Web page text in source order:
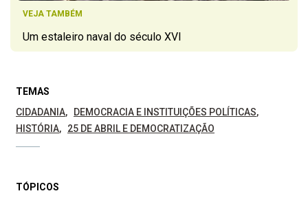
VEJA TAMBÉM
Um estaleiro naval do século XVI
TEMAS
CIDADANIA
DEMOCRACIA E INSTITUIÇÕES POLÍTICAS
HISTÓRIA
25 DE ABRIL E DEMOCRATIZAÇÃO
TÓPICOS